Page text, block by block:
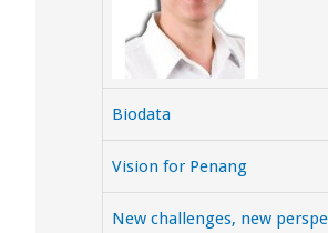
Biodata
Vision for Penang
New challenges, new